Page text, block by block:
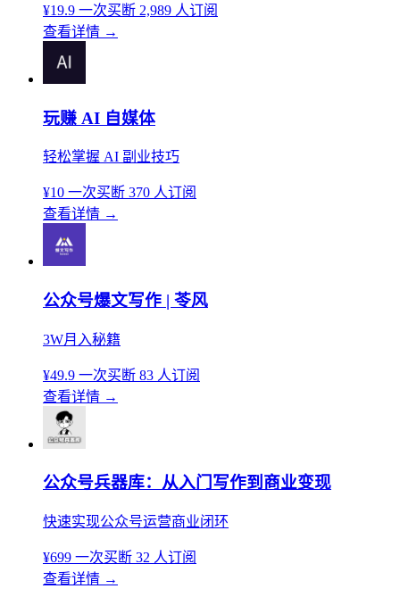
¥19.9 一次买断 2,989 人订阅
查看详情 →
玩赚 AI 自媒体
轻松掌握 AI 副业技巧
¥10 一次买断 370 人订阅
查看详情 →
公众号爆文写作 | 苓风
3W月入秘籍
¥49.9 一次买断 83 人订阅
查看详情 →
公众号兵器库：从入门写作到商业变现
快速实现公众号运营商业闭环
¥699 一次买断 32 人订阅
查看详情 →